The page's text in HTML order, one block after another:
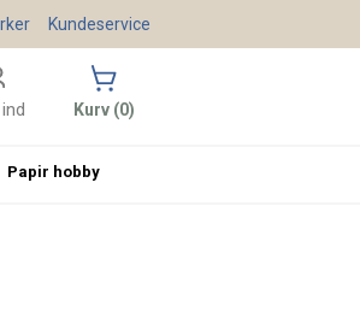
Kundeservice
Kurv (0)
Papir hobby